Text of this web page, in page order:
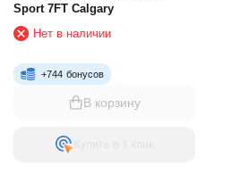
Sport 7FT Calgary
Нет в наличии
+744 бонусов
В корзину
Купить в 1 клик